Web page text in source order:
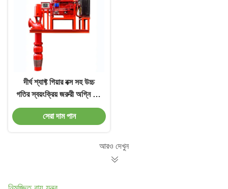
দীর্ঘ শ্যাফ্ট গিয়ার বক্স সহ উচ্চ
গতির স্বয়ংক্রিয় জরুরী অগ্নি জল
পাম্প সিস্টেম
সেরা দাম পান
আরও দেখুন